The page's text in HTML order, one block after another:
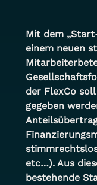
Mit dem
einem neuen
der FlexCo
gegeben
etc…). Aus
bestehende